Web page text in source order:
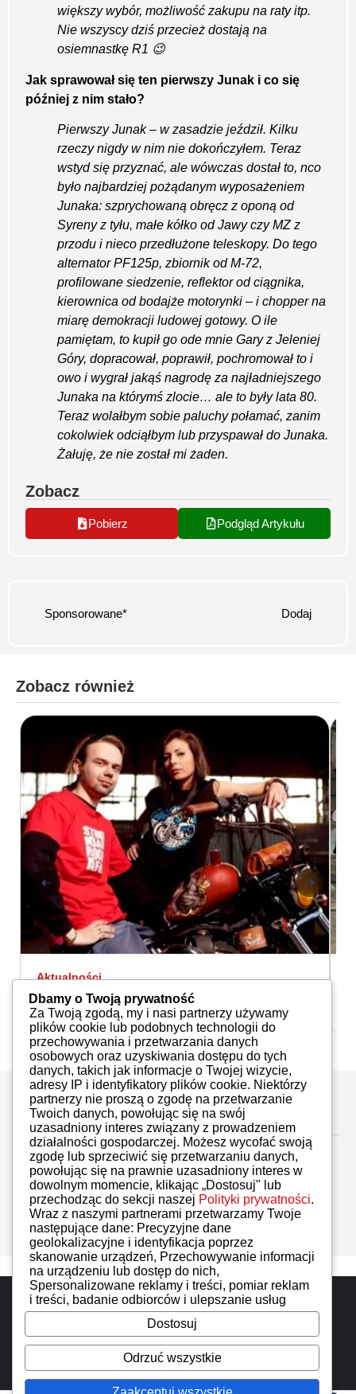
większy wybór, możliwość zakupu na raty itp.
Nie wszyscy dziś przecież dostają na
osiemnastkę R1 😉
Jak sprawował się ten pierwszy Junak i co się
później z nim stało?
Pierwszy Junak – w zasadzie jeździł. Kilku
rzeczy nigdy w nim nie dokończyłem. Teraz
wstyd się przyznać, ale wówczas dostał to, nco
było najbardziej pożądanym wyposażeniem
Junaka: szprychowaną obręcz z oponą od
Syreny z tyłu, małe kółko od Jawyczy MZ z
przodu i nieco przedłużone teleskopy. Do tego
alternator PF125p, zbiornikod M-72,
profilowane siedzenie, reflektorod ciągnika,
kierownica od bodajże motorynki – i chopper na
miarę demokracji ludowej gotowy. O ile
pamiętam, to kupił go ode mnie Gary z Jeleniej
Góry, dopracował, poprawił, pochromował to i
owo i wygrał jakąś nagrodę za najładniejszego
Junaka na którymś zlocie… ale to były lata 80.
Teraz wolałbym sobie paluchy połamać, zanim
cokolwiek odciąłbym lub przyspawał do Junaka.
Żałuję, że nie został mi żaden.
Zobacz
Pobierz Podgląd Artykułu
Sponsorowane* Dodaj
Zobacz również
Aktualności
Londyński Sen
GosiaO 03.11.2020
Zostaw komentarz
Brak komentarzy
Do góry
iMoto wszelkie prawa zastrzeżone. Designed by
IzerGroup
Dbamy o Twoją prywatność
Za Twoją zgodą, my i nasi partnerzy używamy
plików cookie lub podobnych technologii do
przechowywania i przetwarzania danych
osobowych oraz uzyskiwania dostępu do tych
danych, takich jak informacje o Twojej wizycie,
adresy IP i identyfikatory plików cookie. Niektórzy
partnerzy nie proszą o zgodę na przetwarzanie
Twoich danych, powołując się na swój
uzasadniony interes związany z prowadzeniem
działalności gospodarczej. Możesz wycofać swoją
zgodę lub sprzeciwić się przetwarzaniu danych,
powołując się na prawnie uzasadniony interes w
dowolnym momencie, klikając „Dostosuj" lub
przechodząc do sekcji naszej Polityki prywatności.
Wraz z naszymi partnerami przetwarzamy Twoje
następujące dane: Precyzyjne dane
geolokalizacyjne i identyfikacja poprzez
skanowanie urządzeń, Przechowywanie informacji
na urządzeniu lub dostęp do nich,
Spersonalizowane reklamy i treści, pomiar reklam
i treści, badanie odbiorców i ulepszanie usług
Dostosuj
Odrzuć wszystkie